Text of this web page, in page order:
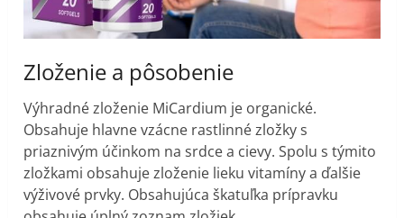
Zloženie a pôsobenie
Výhradné zloženie MiCardium je organické.
Obsahuje hlavne vzácne rastlinné zložky s
priaznivým účinkom na srdce a cievy. Spolu s týmito
zložkami obsahuje zloženie lieku vitamíny a ďalšie
výživové prvky. Obsahujúca škatuľka prípravku